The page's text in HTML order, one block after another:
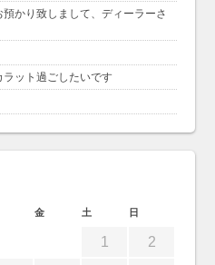
かり致しまして、ディーラーさ
ット過ごしたいです
金 土 日
1 2